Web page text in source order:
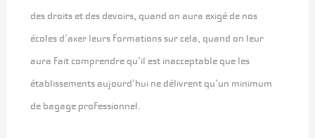
des droits et des devoirs, quand on aura exigé de nos
écoles d’axer leurs formations sur cela, quand on leur
aura fait comprendre qu’il est inacceptable que les
établissements aujourd’hui ne délivrent qu’un minimum
de bagage professionnel.